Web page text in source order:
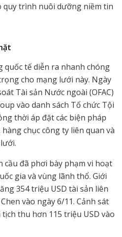
quy trình nuôi dưỡng niềm tin
quốc tế diễn ra nhanh chóng
cho mạng lưới này. Ngày
Tài sản Nước ngoài (OFAC)
vào danh sách Tổ chức Tội
thời áp đặt các biện pháp
chục công ty liên quan và
cầu đã phơi bày phạm vi hoạt
gia và vùng lãnh thổ. Giới
354 triệu USD tài sản liên
vào ngày 6/11. Cảnh sát
thu hơn 115 triệu USD vào